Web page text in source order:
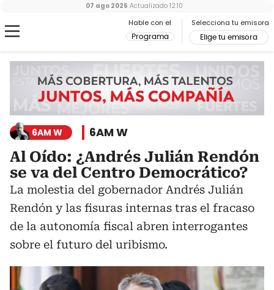
Hable con el
Programa
Selecciona tu emisora
Elige tu emisora
07 ago 2026 Actualizado 12:10
6AM W 6AM W
Al Oído: ¿Andrés Julián Rendón
se va del Centro Democrático?
La molestia del gobernador Andrés Julián
Rendón y las fisuras internas tras el fracaso
de la autonomía fiscal abren interrogantes
sobre el futuro del uribismo.